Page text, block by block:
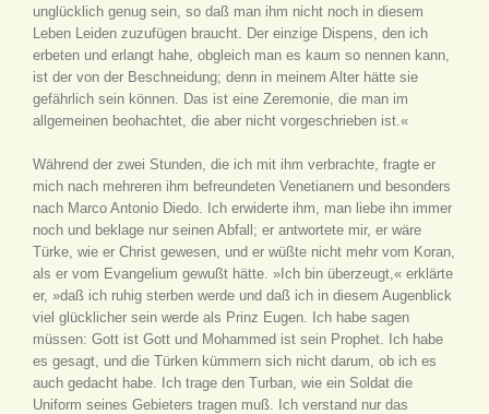
unglücklich genug sein, so daß man ihm nicht noch in diesem
Leben Leiden zuzufügen braucht. Der einzige Dispens, den ich
erbeten und erlangt hahe, obgleich man es kaum so nennen kann,
ist der von der Beschneidung; denn in meinem Alter hätte sie
gefährlich sein können. Das ist eine Zeremonie, die man im
allgemeinen beohachtet, die aber nicht vorgeschrieben ist.«
Während der zwei Stunden, die ich mit ihm verbrachte, fragte er
mich nach mehreren ihm befreundeten Venetianern und besonders
nach Marco Antonio Diedo. Ich erwiderte ihm, man liebe ihn immer
noch und beklage nur seinen Abfall; er antwortete mir, er wäre
Türke, wie er Christ gewesen, und er wüßte nicht mehr vom Koran,
als er vom Evangelium gewußt hätte. »Ich bin überzeugt,« erklärte
er, »daß ich ruhig sterben werde und daß ich in diesem Augenblick
viel glücklicher sein werde als Prinz Eugen. Ich habe sagen
müssen: Gott ist Gott und Mohammed ist sein Prophet. Ich habe
es gesagt, und die Türken kümmern sich nicht darum, ob ich es
auch gedacht habe. Ich trage den Turban, wie ein Soldat die
Uniform seines Gebieters tragen muß. Ich verstand nur das